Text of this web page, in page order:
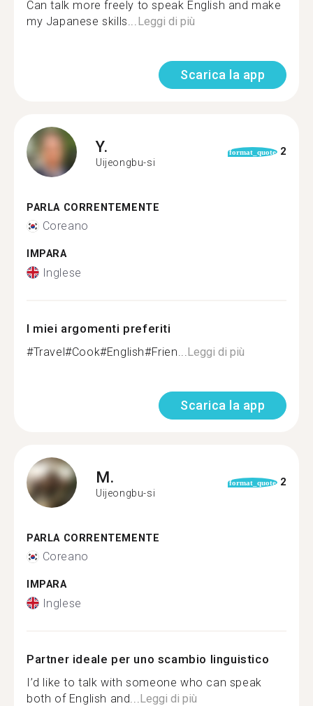
Can talk more freely to speak English and make
my Japanese skills... Leggi di più
Scarica la app
Y.
Uijeongbu-si
format_quote 2
PARLA CORRENTEMENTE
Coreano
IMPARA
Inglese
I miei argomenti preferiti
#Travel#Cook#English#Frien... Leggi di più
Scarica la app
M.
Uijeongbu-si
format_quote 2
PARLA CORRENTEMENTE
Coreano
IMPARA
Inglese
Partner ideale per uno scambio linguistico
I’d like to talk with someone who can speak
both of English and... Leggi di più